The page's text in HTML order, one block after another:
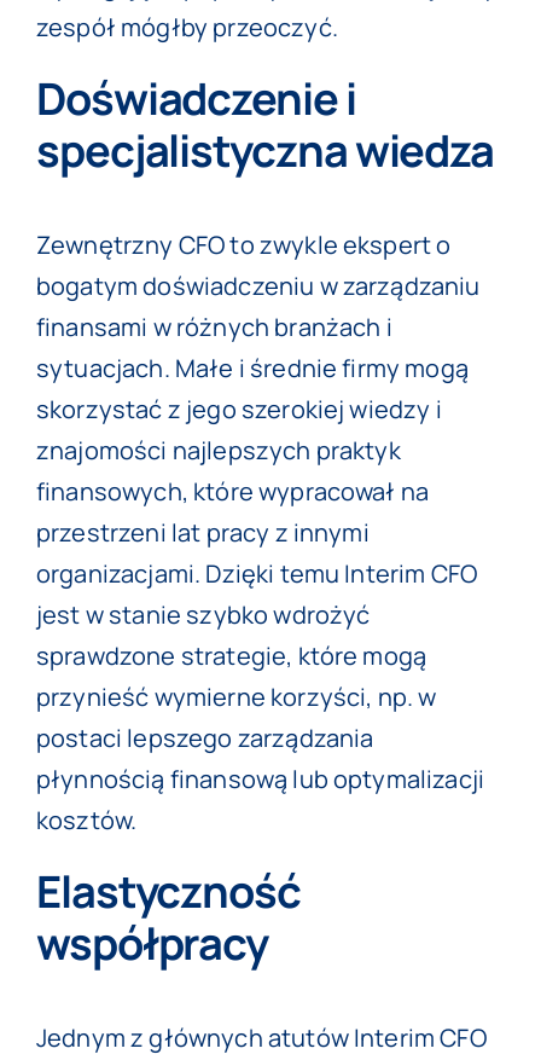
zespół mógłby przeoczyć.
Doświadczenie i
specjalistyczna wiedza
Zewnętrzny CFO to zwykle ekspert o
bogatym doświadczeniu w zarządzaniu
finansami w różnych branżach i
sytuacjach. Małe i średnie firmy mogą
skorzystać z jego szerokiej wiedzy i
znajomości najlepszych praktyk
finansowych, które wypracował na
przestrzeni lat pracy z innymi
organizacjami. Dzięki temu Interim CFO
jest w stanie szybko wdrożyć
sprawdzone strategie, które mogą
przynieść wymierne korzyści, np. w
postaci lepszego zarządzania
płynnością finansową lub optymalizacji
kosztów.
Elastyczność
współpracy
Jednym z głównych atutów Interim CFO